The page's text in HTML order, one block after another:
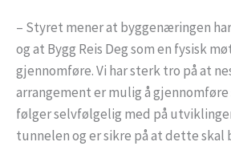
– Styret mener at byggenæringen
og at Bygg Reis Deg som en fysisk
gjennomføre. Vi har sterk tro på at
arrangement er mulig å gjennomføre
følger selvfølgelig med på
tunnelen og er sikre på at dette skal